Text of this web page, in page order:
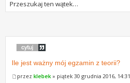
Ile jest ważny mój egzamin z teorii?
przezklebek » piątek 30 grudnia 2016, 14:31